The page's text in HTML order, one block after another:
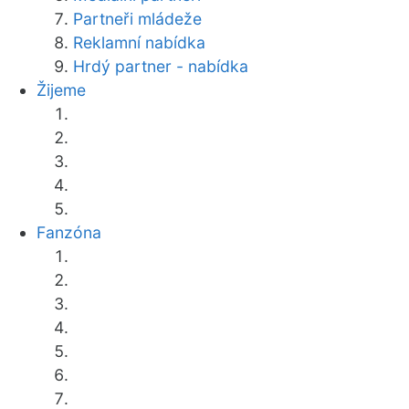
Partneři mládeže
Reklamní nabídka
Hrdý partner - nabídka
Žijeme
Fanzóna